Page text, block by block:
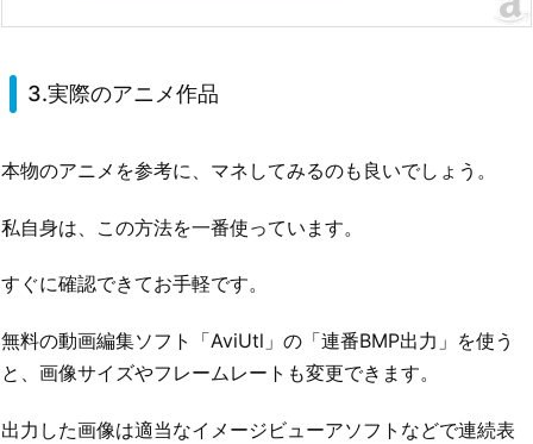
3.実際のアニメ作品
本物のアニメを参考に、マネしてみるのも良いでしょう。
私自身は、この方法を一番使っています。
すぐに確認できてお手軽です。
無料の動画編集ソフト「AviUtl」の「連番BMP出力」を使う
と、画像サイズやフレームレートも変更できます。
出力した画像は適当なイメージビューアソフトなどで連続表